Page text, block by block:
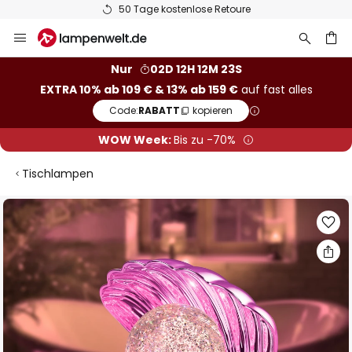
50 Tage kostenlose Retoure
Inhalt
Nur
02D 12H 12M 23S
EXTRA 10% ab 109 € & 13% ab 159 €auf fast alles
Code:RABATT kopieren
WOW Week:Bis zu -70%
Tischlampen
Zum
Ende
der
Bildgalerie
springen